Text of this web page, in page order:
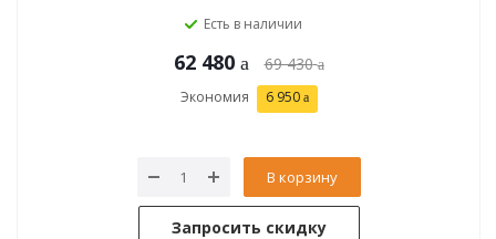
Есть в наличии
62 480 69 430
Экономия 6 950
В корзину
Запросить скидку